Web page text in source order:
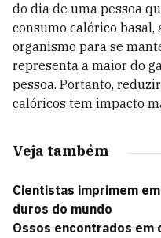
do dia de uma pessoa
consumo calórico
organismo para se
representa a maior do
pessoa. Portanto,
calóricos tem impacto
Veja também
Cientistas imprimem
duros do mundo
Ossos encontrados em